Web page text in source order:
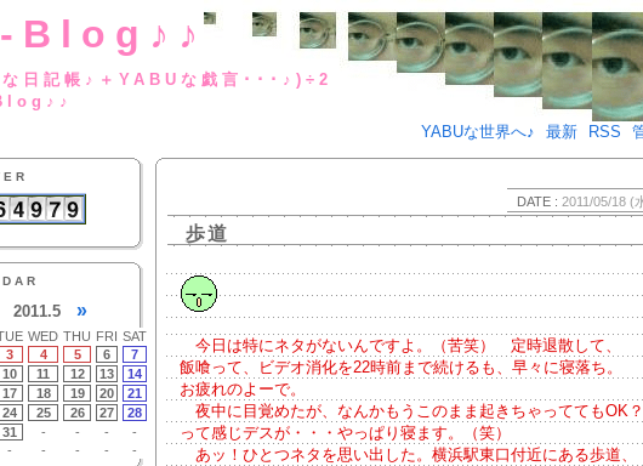
Blog♪♪
な日記帳♪＋YABUな戯言･･･
YABUな世界へ♪
最新 RSS
2011.5 »
WED THU FRI SAT
3 4 5 6
7
10 11 12 13
14
17 18 19 20
21
24 25 26 27
28
31 - - -
-
- - - - -
DATE : 2011/05/18 (
歩道
今日は特にネタがないんですよ。（苦笑） 定時退散して、
飯喰って、ビデオ消化を22時前まで続けるも、早々に寝落ち。
お疲れのよーで。
夜中に目覚めたが、なんかもうこのまま起きちゃっててもOK？
って感じデスが・・・やっぱり寝ます。（笑）
あッ！ひとつネタを思い出した。横浜駅東口付近にある歩道、